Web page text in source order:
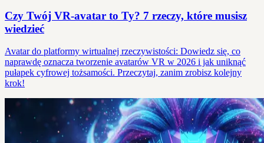
Czy Twój VR-avatar to Ty? 7 rzeczy, które musisz
wiedzieć
Avatar do platformy wirtualnej rzeczywistości: Dowiedz się, co
naprawdę oznacza tworzenie avatarów VR w 2026 i jak uniknąć
pułapek cyfrowej tożsamości. Przeczytaj, zanim zrobisz kolejny
krok!